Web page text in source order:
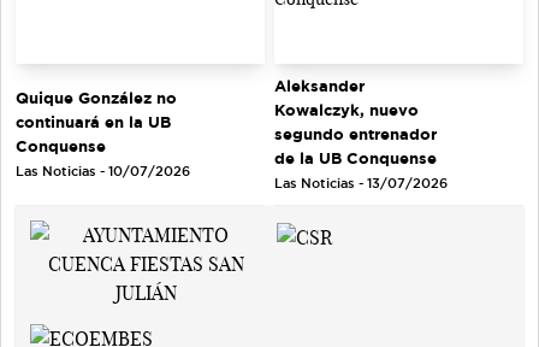
Quique González no
continuará en la UB
Conquense
Las Noticias - 10/07/2026
Aleksander
Kowalczyk, nuevo
segundo entrenador
de la UB Conquense
Las Noticias - 13/07/2026